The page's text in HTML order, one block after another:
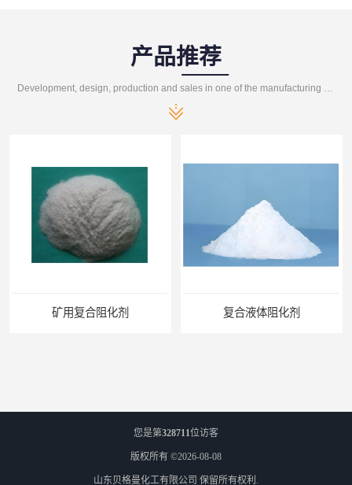
产品推荐
Development, design, production and sales in one of the manufacturing enterprises
矿用复合阻化剂 复合液体阻化剂
您是第328711位访客
版权所有 ©2026-08-08
山东贝格曼化工有限公司 保留所有权利.